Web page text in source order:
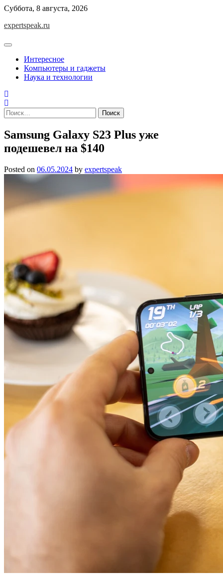
Skip
content
Суббота, 8 августа, 2026
expertspeak.ru
Интересное
Компьютеры и гаджеты
Наука и технологии
Найти:
Samsung Galaxy S23 Plus уже
подешевел на $140
Posted on 06.05.2024 by expertspeak